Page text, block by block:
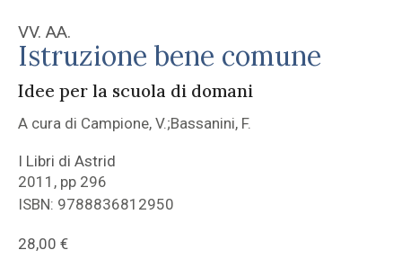
VV. AA.
Istruzione bene comune
Idee per la scuola di domani
A cura di Campione, V.;Bassanini, F.
I Libri di Astrid
2011, pp 296
ISBN: 9788836812950
28,00 €